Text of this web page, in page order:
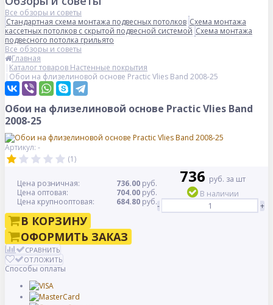
Все обзоры и советы
Стандартная схема монтажа подвесных потолков Схема монтажа
кассетных потолков с скрытой подвесной системой Схема монтажа
подвесного потолка грильято
Все обзоры и советы
Главная
Каталог товаров Настенные покрытия
Обои на флизелиновой основе Practic Vlies Band 2008-25
Обои на флизелиновой основе Practic Vlies Band
2008-25
Артикул: -
(1)
Цена розничная: 736.00 руб.
Цена оптовая:
704.00 руб.
Цена крупнооптовая:
684.80 руб.
736 руб. за шт
В наличии
-
+
В КОРЗИНУ
ОФОРМИТЬ ЗАКАЗ
СРАВНИТЬ
ОТЛОЖИТЬ
Способы оплаты